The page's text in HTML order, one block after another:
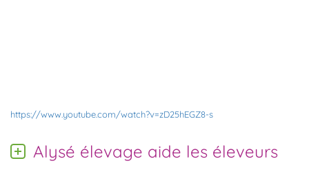
https://www.youtube.com/watch?v=zD25hEGZ8-s
Alysé élevage aide les éleveurs